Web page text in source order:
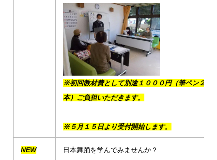
※初回教材費として別途１０００円（筆ペン２
本）ご負担いただきます。
※５月１５日より受付開始します。
NEW
日本舞踊を学んでみませんか？